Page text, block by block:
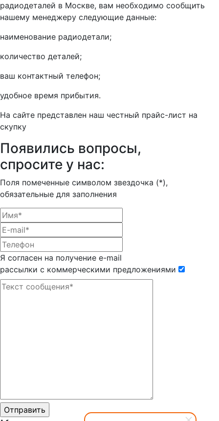
радиодеталей в Москве, вам необходимо сообщить
нашему менеджеру следующие данные:
наименование радиодетали;
количество деталей;
ваш контактный телефон;
удобное время прибытия.
На сайте представлен наш честный прайс-лист на
скупку
Появились вопросы,
спросите у нас:
Поля помеченные символом звездочка (*),
обязательные для заполнения
Я согласен на получение e-mail
рассылки с коммерческими предложениями